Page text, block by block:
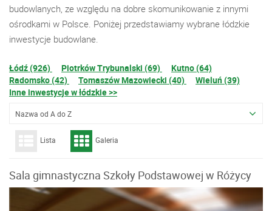
budowlanych, ze względu na dobre skomunikowanie z innymi
ośrodkami w Polsce. Poniżej przedstawiamy wybrane łódzkie
inwestycje budowlane.
Łódź (926) Piotrków Trybunalski (69)
Kutno (64)
Radomsko (42)
Tomaszów Mazowiecki (40)
Wieluń (39)
Inne inwestycje w łódzkie >>
Nazwa od A do Z
Lista Galeria
Sala gimnastyczna Szkoły Podstawowej w Różycy